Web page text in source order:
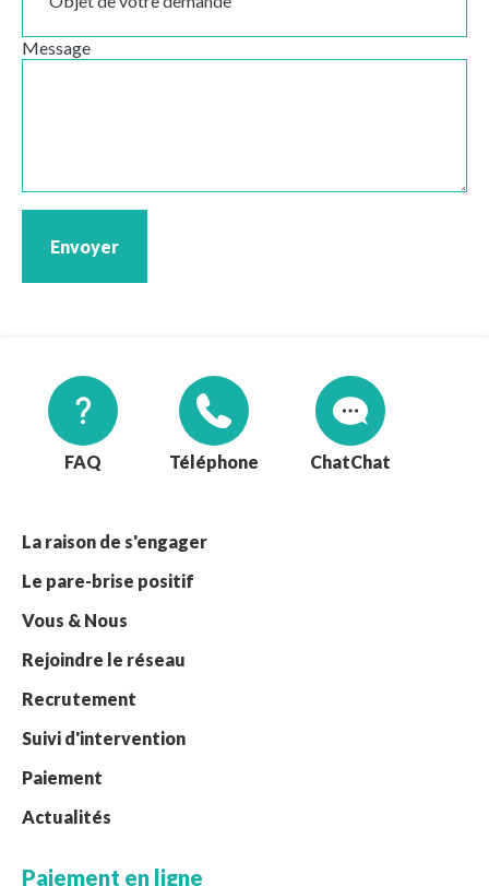
Message
Envoyer
FAQ Téléphone Chat
La raison de s'engager
Le pare-brise positif
Vous & Nous
Rejoindre le réseau
Recrutement
Suivi d'intervention
Paiement
Actualités
Paiement en ligne